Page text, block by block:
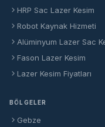
HRP Sac Lazer Kesim
Robot Kaynak Hizmeti
Alüminyum Lazer Sac
Fason Lazer Kesim
Lazer Kesim Fiyatları
BÖLGELER
Gebze